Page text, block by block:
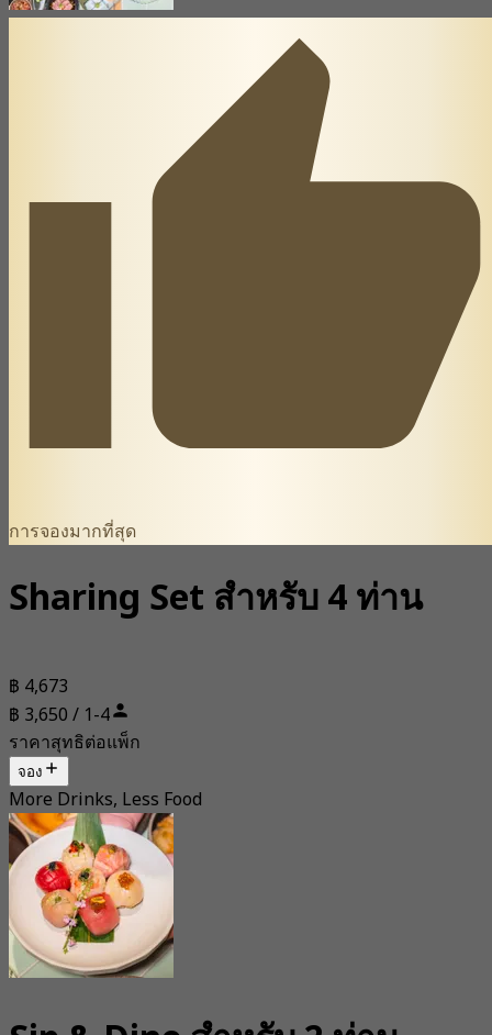
การจองมากที่สุด
Sharing Set สำหรับ 4 ท่าน
฿ 4,673
฿ 3,650 / 1-4
ราคาสุทธิต่อแพ็ก
จอง
More Drinks, Less Food